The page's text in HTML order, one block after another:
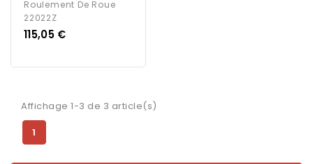
Roulement De Roue
22022Z
Prix
115,05 €
Affichage 1-3 de 3 article(s)
1